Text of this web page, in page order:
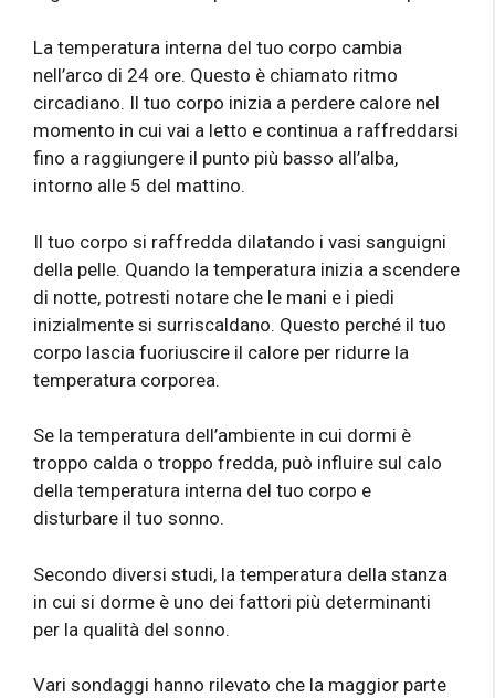
La temperatura interna del tuo corpo cambia
nell’arco di 24 ore. Questo è chiamato ritmo
circadiano. Il tuo corpo inizia a perdere calore nel
momento in cui vai a letto e continua a raffreddarsi
fino a raggiungere il punto più basso all’alba,
intorno alle 5 del mattino.
Il tuo corpo si raffredda dilatando i vasi sanguigni
della pelle. Quando la temperatura inizia a scendere
di notte, potresti notare che le mani e i piedi
inizialmente si surriscaldano. Questo perché il tuo
corpo lascia fuoriuscire il calore per ridurre la
temperatura corporea.
Se la temperatura dell’ambiente in cui dormi è
troppo calda o troppo fredda, può influire sul calo
della temperatura interna del tuo corpo e
disturbare il tuo sonno.
Secondo diversi studi, la temperatura della stanza
in cui si dorme è uno dei fattori più determinanti
per la qualità del sonno.
Vari sondaggi hanno rilevato che la maggior parte